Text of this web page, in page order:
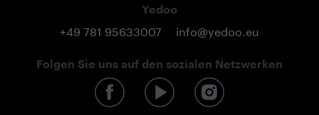
Yedoo
+49 781 95633007 info@yedoo.eu
Folgen Sie uns auf den sozialen Netzwerken